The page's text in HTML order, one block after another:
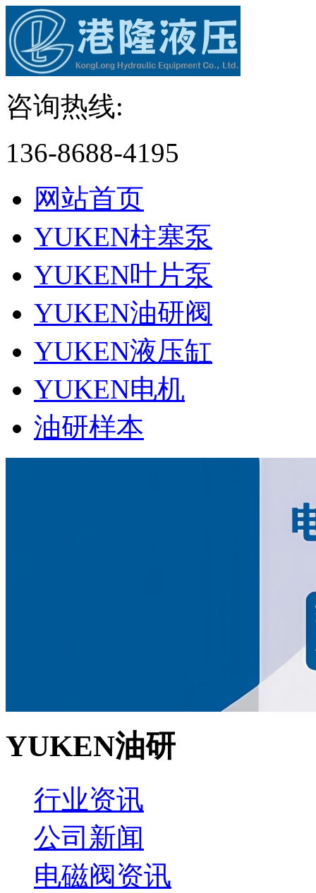
咨询热线:
136-8688-4195
网站首页
YUKEN柱塞泵
YUKEN叶片泵
YUKEN油研阀
YUKEN液压缸
YUKEN电机
油研样本
YUKEN油研
行业资讯
公司新闻
电磁阀资讯